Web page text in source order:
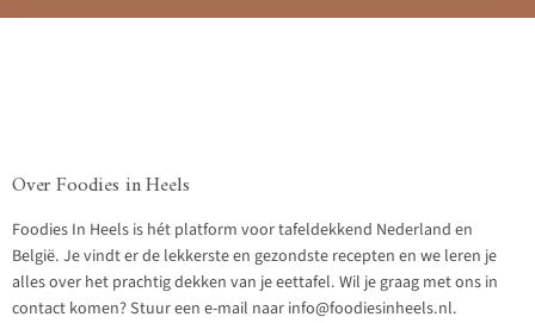
Over Foodies in Heels
Foodies In Heels is hét platform voor tafeldekkend Nederland en
België. Je vindt er de lekkerste en gezondste recepten en we leren je
alles over het prachtig dekken van je eettafel. Wil je graag met ons in
contact komen? Stuur een e-mail naar info@foodiesinheels.nl.